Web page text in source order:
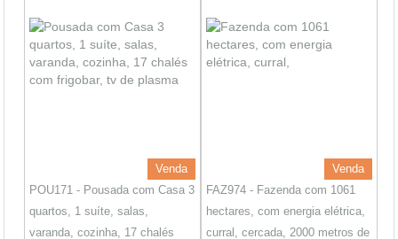
Venda
POU171 - Pousada com Casa 3
quartos, 1 suíte, salas,
varanda, cozinha, 17 chalés
Venda
FAZ974 - Fazenda com 1061
hectares, com energia elétrica,
curral, cercada, 2000 metros de